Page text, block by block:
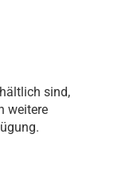
sind,
weitere